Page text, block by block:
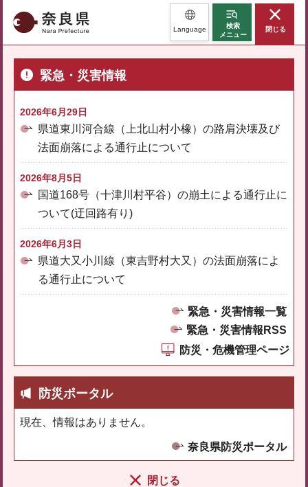
奈良県 Language
検索
メニュー
閉じる
緊急・災害情報
2026年6月29日
県道東川河合線（上北山村小橡）の路肩決壊及び
法面崩落による通行止について
2026年8月5日
国道168号（十津川村平谷）の崩土による通行止に
ついて(迂回路有り)
2026年6月3日
県道大又小川線（東吉野村大又）の法面崩落によ
る通行止について
緊急・災害情報一覧
緊急・災害情報RSS
防災・危機管理ページ
防災ポータル
現在、情報はありません。
奈良県防災ポータル
閉じる